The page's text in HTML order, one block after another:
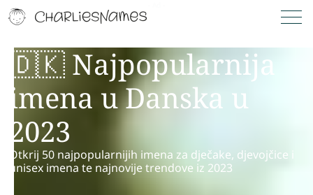
🇩🇰 Najpopularnija
imena u Danska u
2023
Otkrij 50 najpopularnijih imena za dječake, djevojčice i
unisex imena te najnovije trendove iz 2023